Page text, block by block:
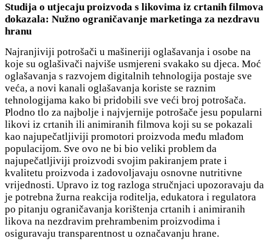
Studija o utjecaju proizvoda s likovima iz crtanih filmova
dokazala: Nužno ograničavanje marketinga za nezdravu
hranu
Najranjiviji potrošači u mašineriji oglašavanja i osobe na
koje su oglašivači najviše usmjereni svakako su djeca. Moć
oglašavanja s razvojem digitalnih tehnologija postaje sve
veća, a novi kanali oglašavanja koriste se raznim
tehnologijama kako bi pridobili sve veći broj potrošača.
Plodno tlo za najbolje i najvjernije potrošače jesu popularni
likovi iz crtanih ili animiranih filmova koji su se pokazali
kao najupečatljiviji promotori proizvoda među mlađom
populacijom. Sve ovo ne bi bio veliki problem da
najupečatljiviji proizvodi svojim pakiranjem prate i
kvalitetu proizvoda i zadovoljavaju osnovne nutritivne
vrijednosti. Upravo iz tog razloga stručnjaci upozoravaju da
je potrebna žurna reakcija roditelja, edukatora i regulatora
po pitanju ograničavanja korištenja crtanih i animiranih
likova na nezdravim prehrambenim proizvodima i
osiguravaju transparentnost u označavanju hrane.